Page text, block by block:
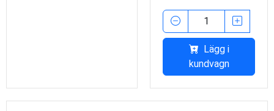
Lägg i
kundvagn